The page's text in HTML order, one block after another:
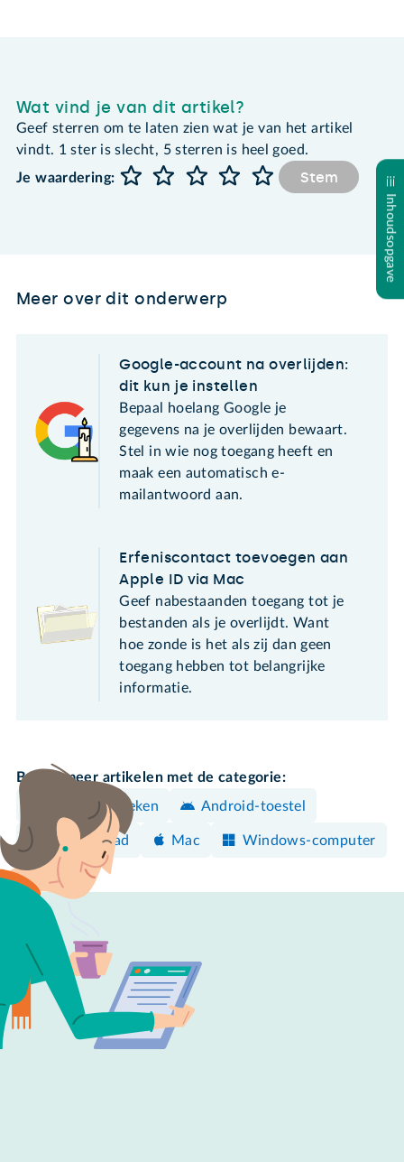
Inhoudsopgave
Wat vind je van dit artikel?
Geef sterren om te laten zien wat je van het artikel
vindt. 1 ster is slecht, 5 sterren is heel goed.
Je waardering:
Stem
Meer over dit onderwerp
Google-account na overlijden:
dit kun je instellen
Bepaal hoelang Google je
gegevens na je overlijden bewaart.
Stel in wie nog toegang heeft en
maak een automatisch e-
mailantwoord aan.
Erfeniscontact toevoegen aan
Apple ID via Mac
Geef nabestaanden toegang tot je
bestanden als je overlijdt. Want
hoe zonde is het als zij dan geen
toegang hebben tot belangrijke
informatie.
Bekijk meer artikelen met de categorie:
Surfen & Zoeken
Android-toestel
iPhone/iPad Mac Windows-computer